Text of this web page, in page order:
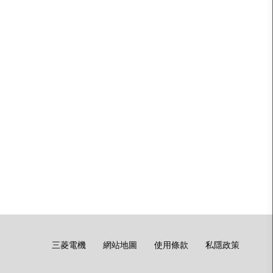
底
部
三菱電機 網站地圖 使用條款 私隱政策